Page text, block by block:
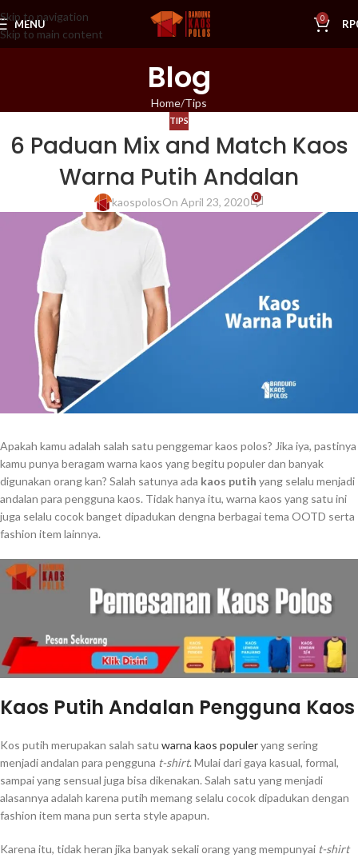
Skip to navigation
Skip to main content
MENU 0 RP
Blog
Home Tips
TIPS
6 Paduan Mix and Match Kaos
Warna Putih Andalan
kaospolosOn April 23, 2020 0
Apakah kamu adalah salah satu penggemar kaos polos? Jika iya, pastinya
kamu punya beragam warna kaos yang begitu populer dan banyak
digunakan orang kan? Salah satunya ada kaos putih yang selalu menjadi
andalan para pengguna kaos. Tidak hanya itu, warna kaos yang satu ini
juga selalu cocok banget dipadukan dengna berbagai tema OOTD serta
fashion item lainnya.
Kaos Putih Andalan Pengguna Kaos
Kos putih merupakan salah satu warna kaos populeryang sering
menjadi andalan para pengguna t-shirt. Mulai dari gaya kasual, formal,
sampai yang sensual juga bisa dikenakan. Salah satu yang menjadi
alasannya adalah karena putih memang selalu cocok dipadukan dengan
fashion item mana pun serta style apapun.
Karena itu, tidak heran jika banyak sekali orang yang mempunyai t-shirt